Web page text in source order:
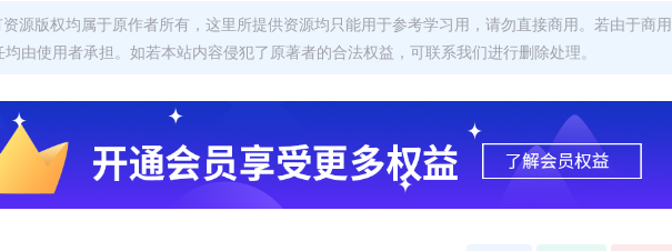
源版权均属于原作者所有，这里所提供资源均只能用于参考学习用，请勿直接商用。若由于商用
由使用者承担。如若本站内容侵犯了原著者的合法权益，可联系我们进行删除处理。